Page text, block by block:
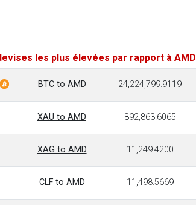
les plus élevées par rapport à AMD
BTC to AMD 24,224,799.9119
XAU to AMD 892,863.6065
XAG to AMD 11,249.4200
CLF to AMD 11,498.5669